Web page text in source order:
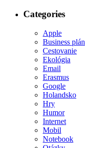
Categories
Apple
Business plán
Cestovanie
Ekológia
Email
Erasmus
Google
Holandsko
Hry
Humor
Internet
Mobil
Notebook